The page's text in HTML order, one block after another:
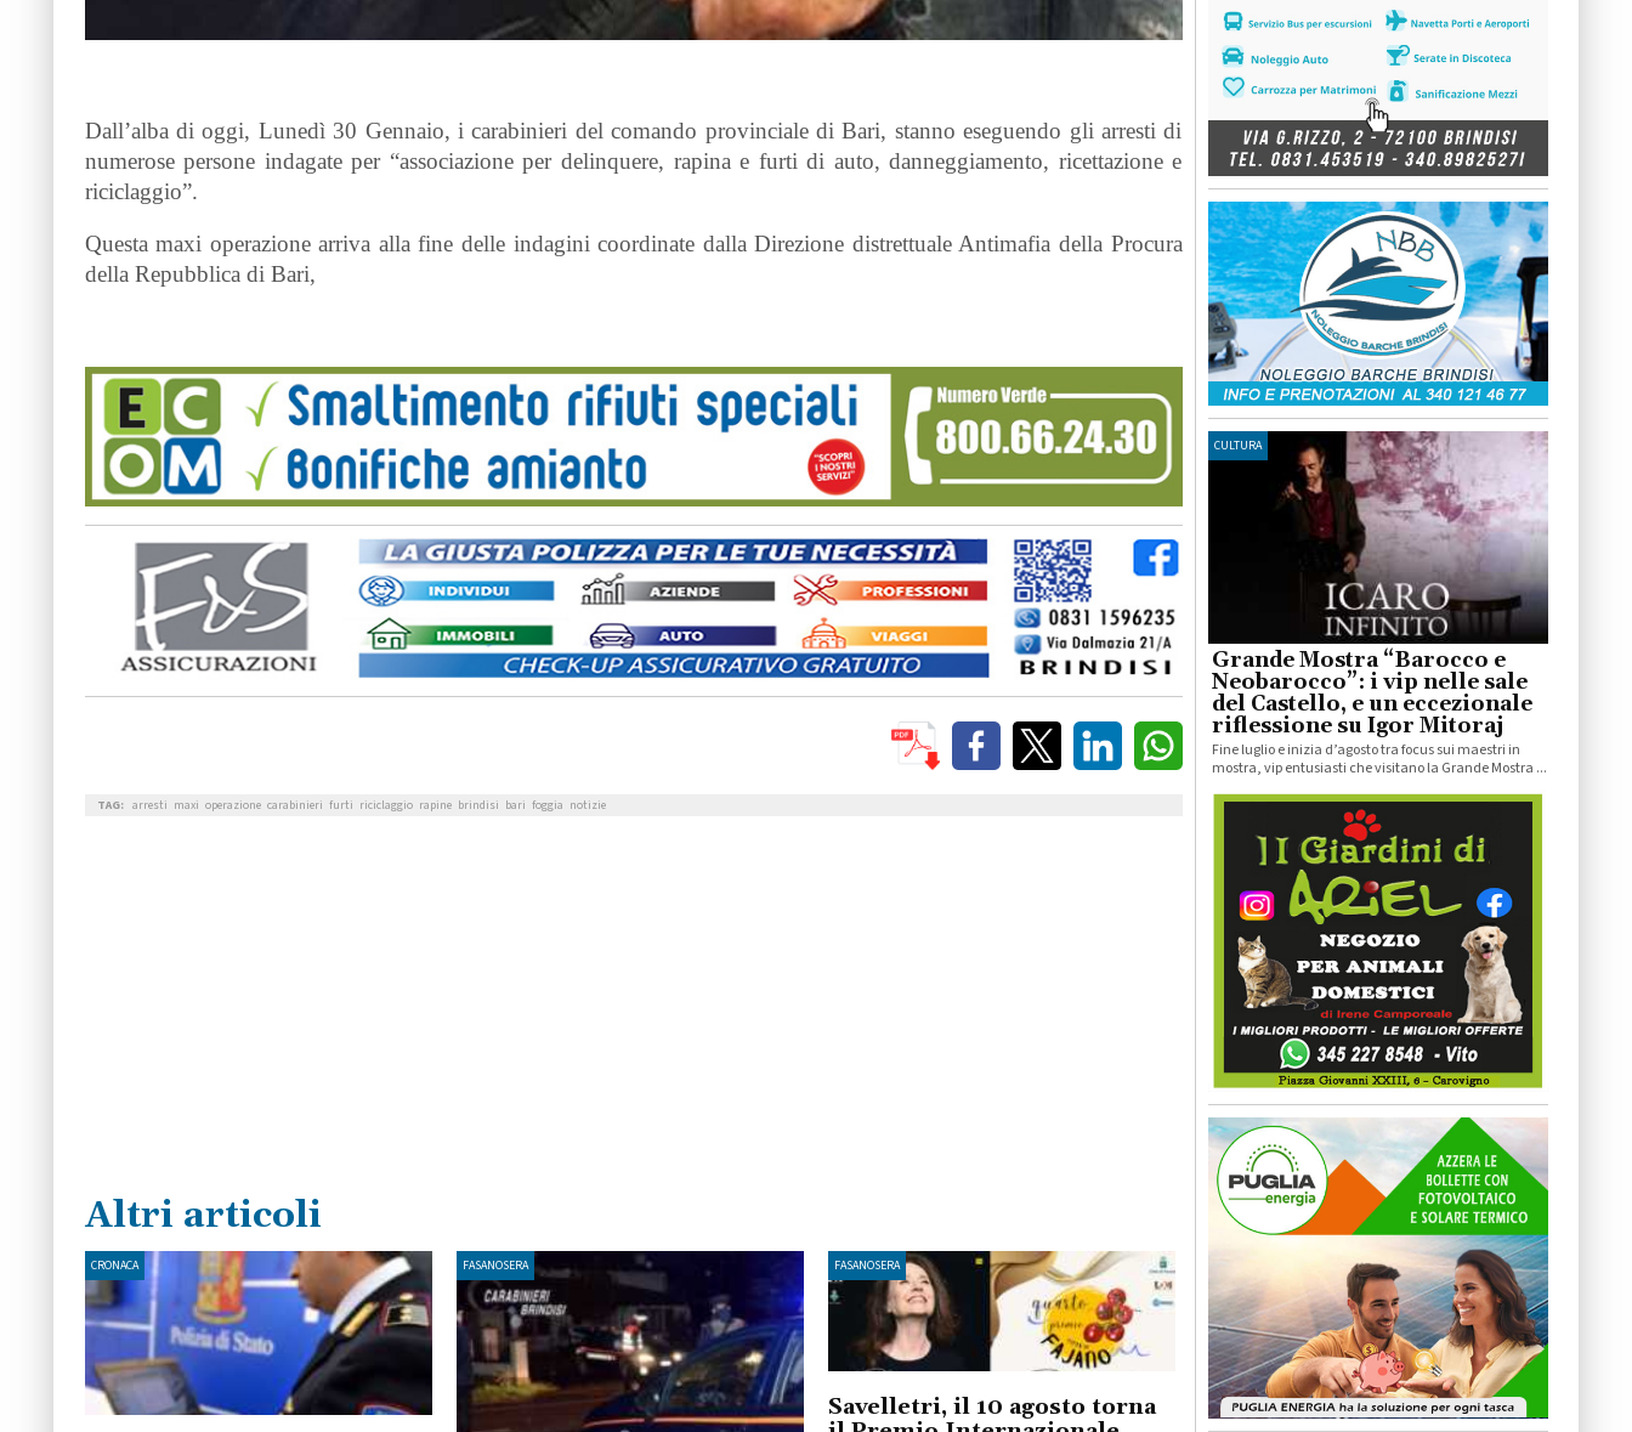
Dall’alba di oggi, Lunedì 30 Gennaio, i carabinieri del comando provinciale di Bari, stanno eseguendo gli arresti di
numerose persone indagate per “associazione per delinquere, rapina e furti di auto, danneggiamento, ricettazione e
riciclaggio”.
Questa maxi operazione arriva alla fine delle indagini coordinate dalla Direzione distrettuale Antimafia della Procura
della Repubblica di Bari,
TAG: arresti maxi operazione carabinieri furti riciclaggio rapine brindisi bari foggia notizie
Altri articoli
CRONACA FASANOSERA FASANOSERA
Savelletri, il 10 agosto torna
CULTURA
Grande Mostra “Barocco e
Neobarocco”: i vip nelle sale
del Castello, e un eccezionale
riflessione su Igor Mitoraj
Fine luglio e inizia d’agosto tra focus sui maestri in
mostra, vip entusiasti che visitano la Grande Mostra ...